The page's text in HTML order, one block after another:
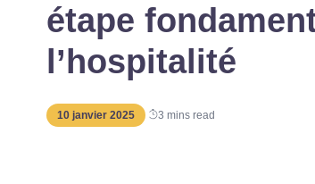
étape
l’hospitalité
10 janvier 2025 3 mins read